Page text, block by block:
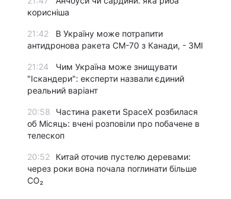
корисніша
21:42
В Україну може потрапити
антидронова ракета CM-70 з Канади, - ЗМІ
21:24
Чим Україна може знищувати
"Іскандери": експерти назвали єдиний
реальний варіант
20:58
Частина ракети SpaceX розбилася
об Місяць: вчені розповіли про побачене в
телескоп
20:52
Китай оточив пустелю деревами:
через роки вона почала поглинати більше
CO₂